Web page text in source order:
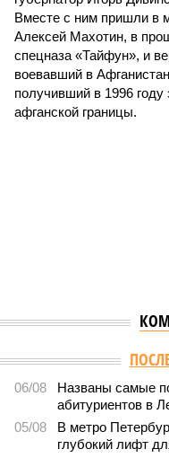
Вместе с ним пришли в
Алексей Махотин, в
спецназа «Тайфун», и
воевавший в
получивший в 1996 году
афганской границы.
06/08
Названы самые
абитуриентов в
05/08
В метро
глубокий лифт